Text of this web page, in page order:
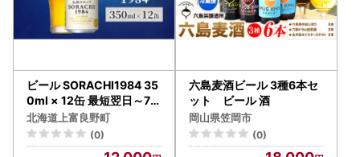
ビール SORACHI1984 35
0ml × 12缶 最短翌日～7日
以内配送 伝説のホップ ソ
ラチエース ソラチ sorach
i ソラチ1984 サッポロビ
北海道上富良野町
(0)
六島麦酒ビール 3種6本セ
ット ビール 酒
岡山県笠岡市
(0)